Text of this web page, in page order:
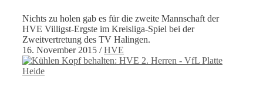
Nichts zu holen gab es für die zweite Mannschaft der
HVE Villigst-Ergste im Kreisliga-Spiel bei der
Zweitvertretung des TV Halingen.
16. November 2015 /HVE